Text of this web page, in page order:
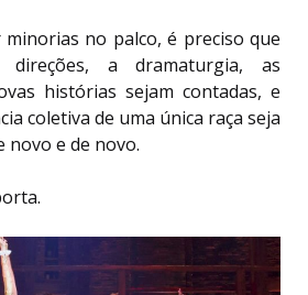
no palco, é preciso que
a dramaturgia, as
histórias sejam contadas, e
coletiva de uma única raça seja
novo e de novo.